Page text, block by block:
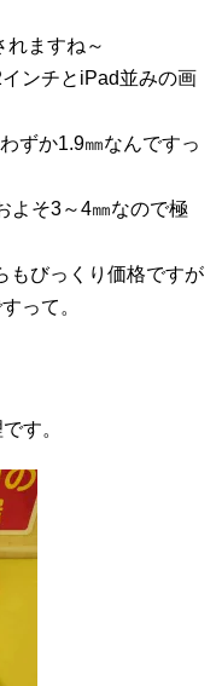
れますね～
ンチとiPad並みの画
ずか1.9㎜なんですっ
よそ3～4㎜なので極
もびっくり価格ですが
って。
す。